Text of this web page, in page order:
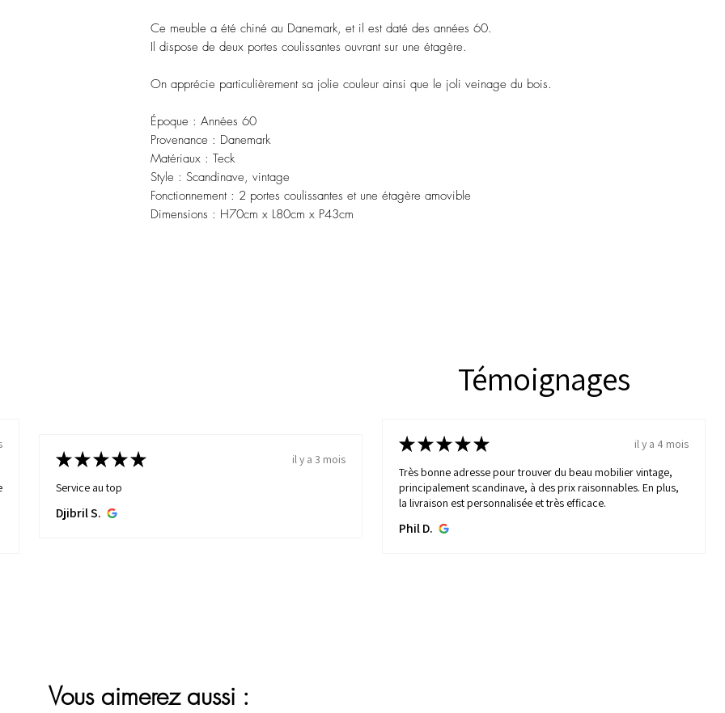
Témoignages
il y a 3 mois
il y a 4 mois
Très bonne adresse pour trouver du beau mobilier vintage,
principalement scandinave, à des prix raisonnables. En plus,
★★
il
Un grand merci pour votre gentillesse et votre
Toujours à l’écoute des demandes et des conseils …
Il y a un peu des « belles vies » chez nous maintenant !...
Ce meuble a été chiné au Danemark, et il est daté des années 60.
Il dispose de deux portes coulissantes ouvrant sur une étagère.
On apprécie particulièrement sa jolie couleur ainsi que le joli veinage du bois.
Époque : Années 60
Provenance : Danemark
Matériaux : Teck
Style : Scandinave, vintage
Fonctionnement : 2 portes coulissantes et une étagère amovible
Dimensions : H70cm x L80cm x P43cm
Vous aimerez aussi :